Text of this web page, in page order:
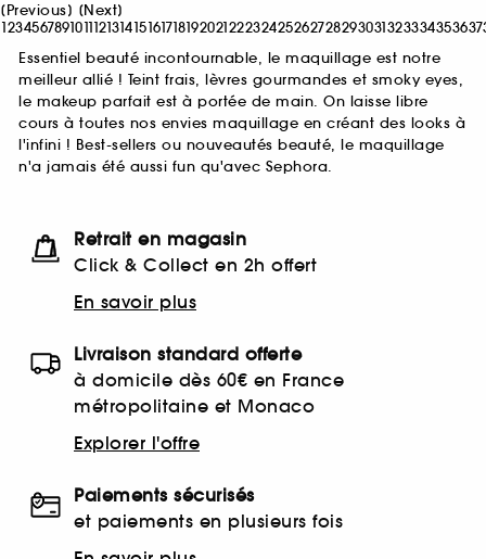
[Previous] [Next]
12345678910111213141516171819202122232425262728293031323334353637
Essentiel beauté incontournable, le maquillage est notre
meilleur allié ! Teint frais, lèvres gourmandes et smoky eyes,
le makeup parfait est à portée de main. On laisse libre
cours à toutes nos envies maquillage en créant des looks à
l'infini ! Best-sellers ou nouveautés beauté, le maquillage
n'a jamais été aussi fun qu'avec Sephora.
Retrait en magasin
Click & Collect en 2h offert
En savoir plus
Livraison standard offerte
à domicile dès 60€ en France
métropolitaine et Monaco
Explorer l'offre
Paiements sécurisés
et paiements en plusieurs fois